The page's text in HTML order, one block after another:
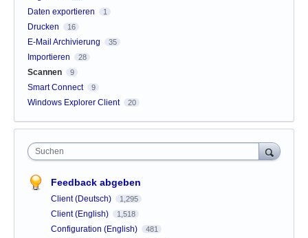
Daten exportieren 1
Drucken 16
E-Mail Archivierung 35
Importieren 28
Scannen 9
Smart Connect 9
Windows Explorer Client 20
Suchen
Feedback abgeben
Client (Deutsch) 1,295
Client (English) 1,518
Configuration (English) 481